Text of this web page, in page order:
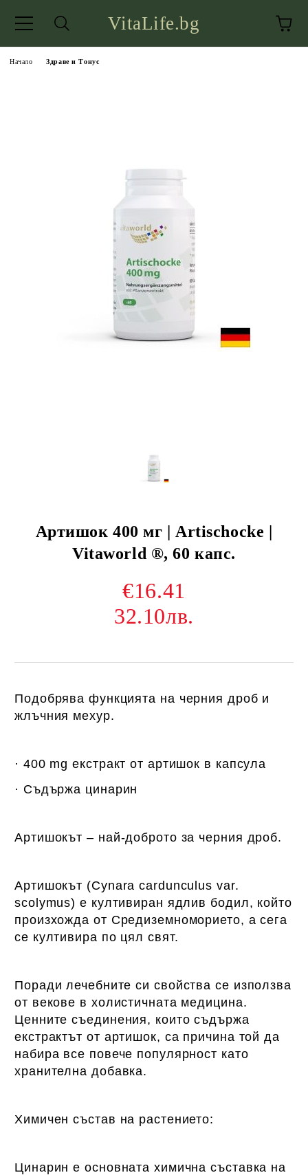
VitaLife.bg
Начало Здраве и Тонус
Артишок 400 мг | Artischocke |
Vitaworld ®, 60 капс.
€16.41
32.10лв.
Подобрява функцията на черния дроб и
жлъчния мехур.
· 400 mg екстракт от артишок в капсула
· Съдържа цинарин
Артишокът – най-доброто за черния дроб.
Артишокът (Cynara cardunculus var.
scolymus) е култивиран ядлив бодил, който
произхожда от Средиземноморието, а сега
се култивира по цял свят.
Поради лечебните си свойства се използва
от векове в холистичната медицина.
Ценните съединения, които съдържа
екстрактът от артишок, са причина той да
набира все повече популярност като
хранителна добавка.
Химичен състав на растението:
Цинарин е основната химична съставка на